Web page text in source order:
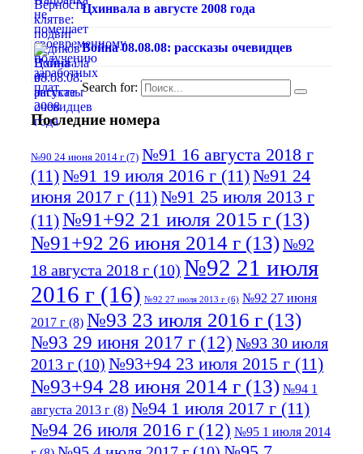
Цхинвала в августе 2008 года
Война 08.08.08: рассказы очевидцев
Search for:
Последние номера
№90 24 июня 2014 г (7) №91 16 августа 2018 г
(11)№91 19 июля 2016 г (11)№91 24
июня 2017 г (11)№91 25 июля 2013 г
(11)№91+92 21 июля 2015 г (13)
№91+92 26 июня 2014 г (13)№92
18 августа 2018 г (10) №92 21 июля
2016 г (16) №92 27 июля 2013 г (6) №92 27 июня
2017 г (8) №93 23 июля 2016 г (13)
№93 29 июня 2017 г (12) №93 30 июля
2013 г (10) №93+94 23 июля 2015 г (11)
№93+94 28 июня 2014 г (13) №94 1
августа 2013 г (8) №94 1 июля 2017 г (11)
№94 26 июля 2016 г (12) №95 1 июля 2014